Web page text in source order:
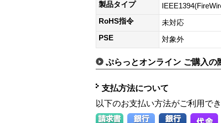
製品タイプ
RoHS指令
未対応
PSE
対象外
ぷらっとオンライン ご購入の
支払方法について
以下のお支払い方法がご利用で